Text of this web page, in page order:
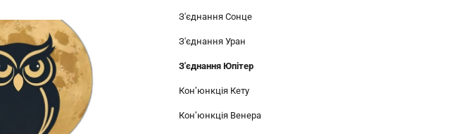
З'єднання Сонце
З'єднання Уран
З'єднання Юпітер
Кон’юнкція Кету
Конʼюнкція Венера